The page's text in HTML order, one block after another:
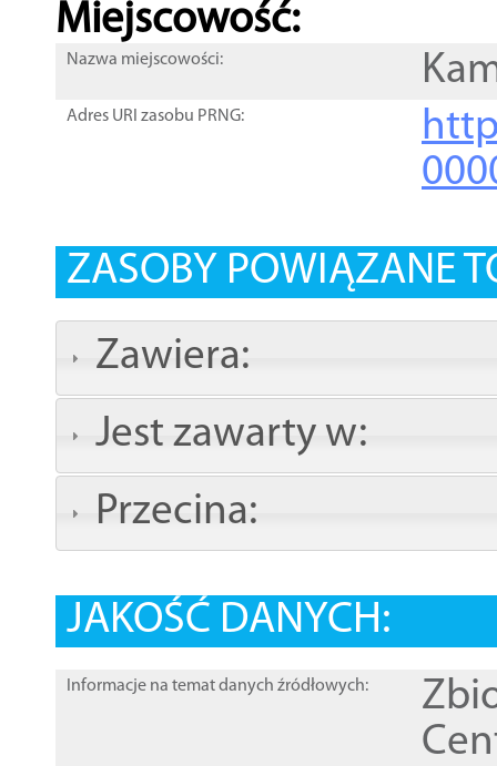
Miejscowość:
Nazwa miejscowości:
Adres URI zasobu PRNG:
ZASOBY POWIĄZANE
Zawiera:
Jest zawarty w:
Przecina:
JAKOŚĆ DANYCH:
Informacje na temat danych źródłowych: